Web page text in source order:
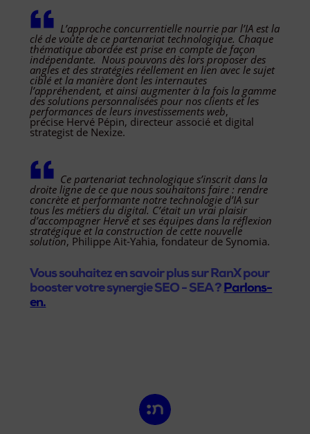
L’approche concurrentielle nourrie par l’IA est la
clé de voûte de ce partenariat technologique. Chaque
thématique abordée est prise en compte de façon
indépendante. Nous pouvons dès lors proposer des
angles et des stratégies réellement en lien avec le sujet
ciblé et la manière dont les internautes
l’appréhendent, et ainsi augmenter à la fois la gamme
des solutions personnalisées pour nos clients et les
performances de leurs investissements web,
précise Hervé Pépin, directeur associé et digital
strategist de Nexize.
Ce partenariat technologique s’inscrit dans la
droite ligne de ce que nous souhaitons faire : rendre
concrète et performante notre technologie d’IA sur
tous les métiers du digital. C’était un vrai plaisir
d’accompagner Hervé et ses équipes dans la réflexion
stratégique et la construction de cette nouvelle
solution, Philippe Ait-Yahia, fondateur de Synomia.
Vous souhaitez en savoir plus sur RanX pour
booster votre synergie SEO - SEA ? Parlons-
en.